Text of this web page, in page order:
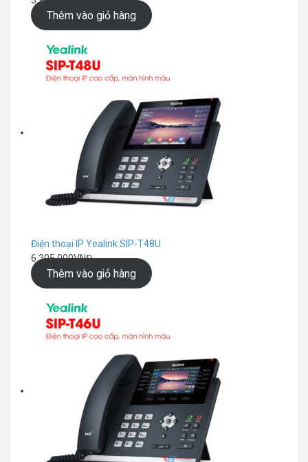
Thêm vào giỏ hàng
Điện thoại IP Yealink SIP-T48U
6.305.000VNĐ
Thêm vào giỏ hàng